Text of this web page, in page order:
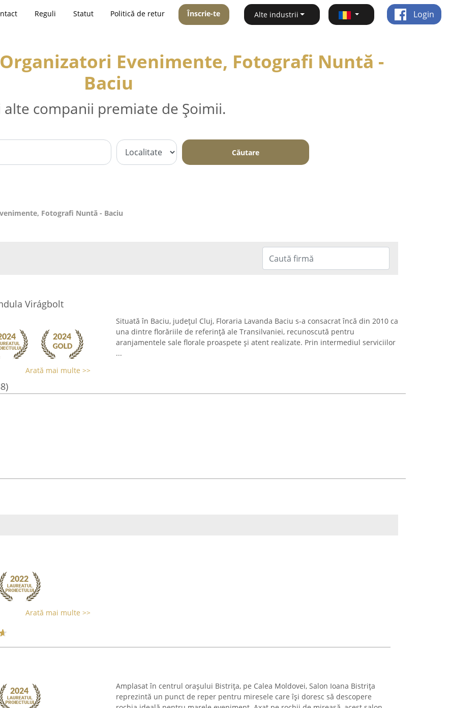
Reguli Statut Politică de retur Înscrie-te Alte industrii Login
Evenimente, Fotografi Nuntă -
Baciu
alte companii premiate de Șoimii.
Căutare
Fotografi Nuntă - Baciu
Virágbolt
Arată mai multe >>
Situată în Baciu, județul Cluj, Floraria Lavanda Baciu s-a consacrat încă din 2010 ca
una dintre florăriile de referință ale Transilvaniei, recunoscută pentru
aranjamentele sale florale proaspete și atent realizate. Prin intermediul serviciilor
...
Arată mai multe >>
Amplasat în centrul orașului Bistrița, pe Calea Moldovei, Salon Ioana Bistrița
reprezintă un punct de reper pentru miresele care își doresc să descopere